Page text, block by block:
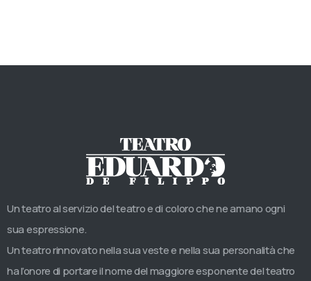
Un teatro al servizio del teatro e di coloro che ne amano ogni
sua espressione.
Un teatro rinnovato nella sua veste e nella sua personalità che
ha l’onore di portare il nome del maggiore esponente del teatro